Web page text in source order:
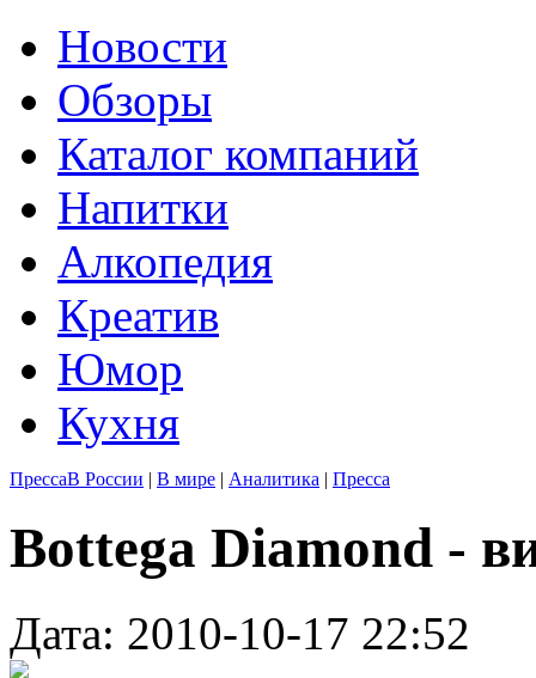
Новости
Обзоры
Каталог компаний
Напитки
Алкопедия
Креатив
Юмор
Кухня
ПрессаВ России | В мире | Аналитика | Пресса
Bottega Diamond -
Дата: 2010-10-17 22:52